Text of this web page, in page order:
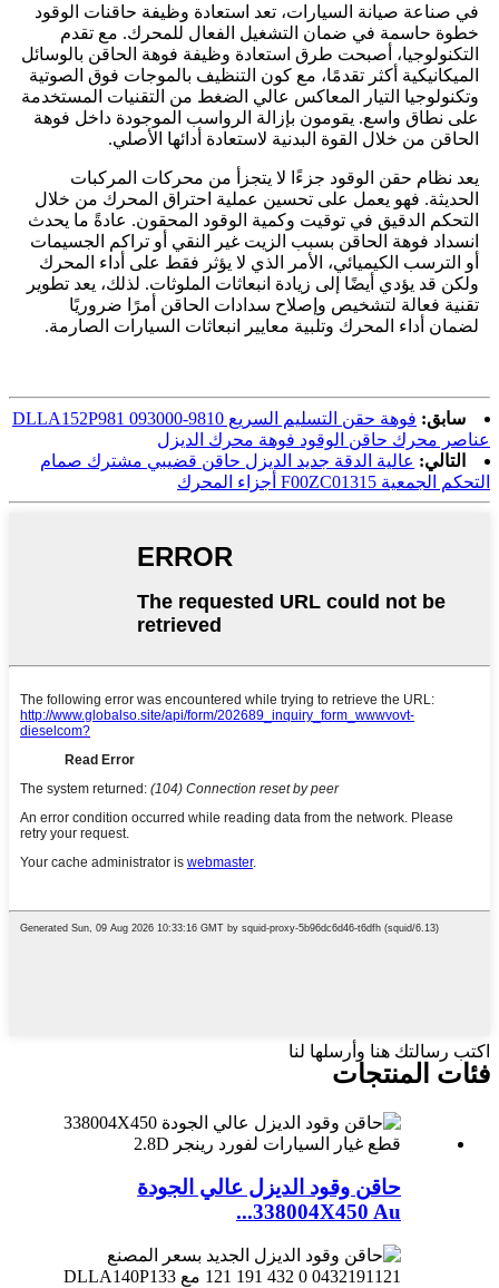
في صناعة صيانة السيارات، تعد استعادة وظيفة حاقنات الوقود
خطوة حاسمة في ضمان التشغيل الفعال للمحرك. مع تقدم
التكنولوجيا، أصبحت طرق استعادة وظيفة فوهة الحاقن بالوسائل
الميكانيكية أكثر تقدمًا، مع كون التنظيف بالموجات فوق الصوتية
وتكنولوجيا التيار المعاكس عالي الضغط من التقنيات المستخدمة
على نطاق واسع. يقومون بإزالة الرواسب الموجودة داخل فوهة
الحاقن من خلال القوة البدنية لاستعادة أدائها الأصلي.
يعد نظام حقن الوقود جزءًا لا يتجزأ من محركات المركبات
الحديثة. فهو يعمل على تحسين عملية احتراق المحرك من خلال
التحكم الدقيق في توقيت وكمية الوقود المحقون. عادةً ما يحدث
انسداد فوهة الحاقن بسبب الزيت غير النقي أو تراكم الجسيمات
أو الترسب الكيميائي، الأمر الذي لا يؤثر فقط على أداء المحرك
ولكن قد يؤدي أيضًا إلى زيادة انبعاثات الملوثات. لذلك، يعد تطوير
تقنية فعالة لتشخيص وإصلاح سدادات الحاقن أمرًا ضروريًا
لضمان أداء المحرك وتلبية معايير انبعاثات السيارات الصارمة.
سابق:
فوهة حقن التسليم السريع DLLA152P981 093000-9810
عناصر محرك حاقن الوقود فوهة محرك الديزل
التالي: عالية الدقة جديد الديزل حاقن قضيبي مشترك صمام
التحكم الجمعية F00ZC01315 أجزاء المحرك
اكتب رسالتك هنا وأرسلها لنا
فئات المنتجات
حاقن وقود الديزل عالي الجودة
338004X450 Au...